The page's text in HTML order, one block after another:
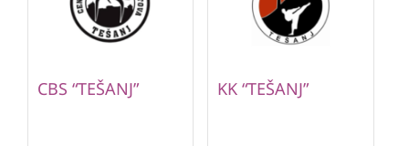
CBS “TEŠANJ” KK “TEŠANJ”